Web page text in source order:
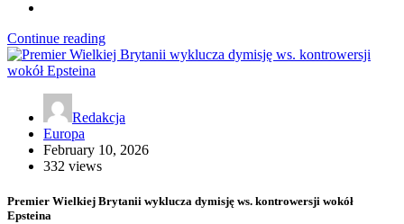
Continue reading
Redakcja
Europa
February 10, 2026
332 views
Premier Wielkiej Brytanii wyklucza dymisję ws. kontrowersji wokół
Epsteina